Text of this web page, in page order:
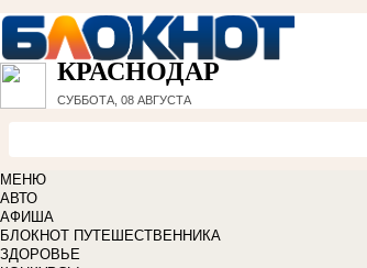
КРАСНОДАР
СУББОТА, 08 АВГУСТА
МЕНЮ
АВТО
АФИША
БЛОКНОТ ПУТЕШЕСТВЕННИКА
ЗДОРОВЬЕ